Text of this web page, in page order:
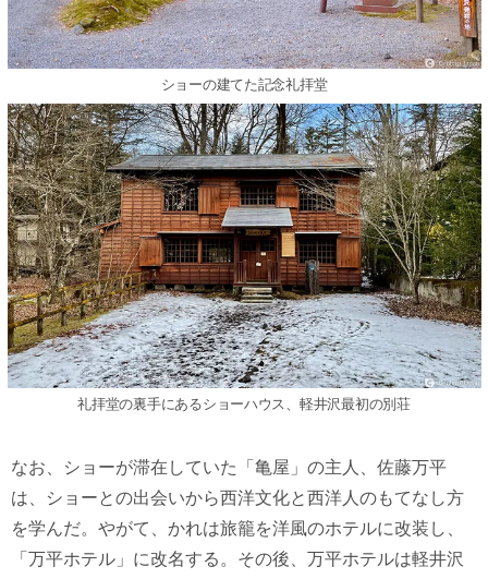
ショーの建てた記念礼拝堂
礼拝堂の裏手にあるショーハウス、軽井沢最初の別荘
なお、ショーが滞在していた「亀屋」の主人、佐藤万平
は、ショーとの出会いから西洋文化と西洋人のもてなし方
を学んだ。やがて、かれは旅籠を洋風のホテルに改装し、
「万平ホテル」に改名する。その後、万平ホテルは軽井沢